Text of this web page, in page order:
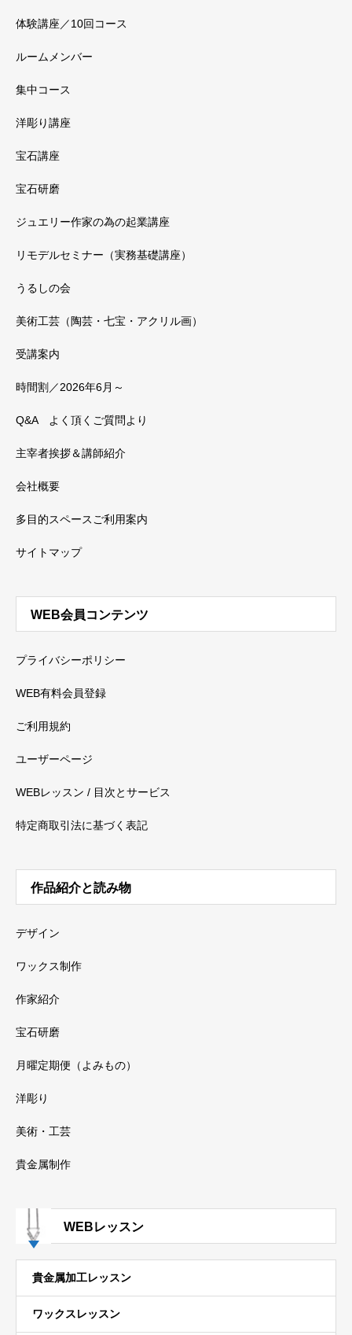
体験講座／10回コース
ルームメンバー
集中コース
洋彫り講座
宝石講座
宝石研磨
ジュエリー作家の為の起業講座
リモデルセミナー（実務基礎講座）
うるしの会
美術工芸（陶芸・七宝・アクリル画）
受講案内
時間割／2026年6月～
Q&A よく頂くご質問より
主宰者挨拶＆講師紹介
会社概要
多目的スペースご利用案内
サイトマップ
WEB会員コンテンツ
プライバシーポリシー
WEB有料会員登録
ご利用規約
ユーザーページ
WEBレッスン / 目次とサービス
特定商取引法に基づく表記
作品紹介と読み物
デザイン
ワックス制作
作家紹介
宝石研磨
月曜定期便（よみもの）
洋彫り
美術・工芸
貴金属制作
WEBレッスン
貴金属加工レッスン
ワックスレッスン